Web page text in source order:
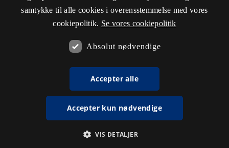
samtykke til alle cookies i overensstemmelse med vores
cookiepolitik. Se vores cookiepolitik
Absolut nødvendige
Accepter alle
Accepter kun nødvendige
VIS DETALJER